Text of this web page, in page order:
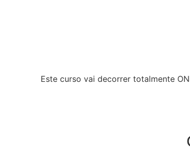
Este curso vai decorrer totalmente